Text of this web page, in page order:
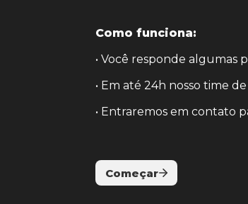
Como funciona:
• Você responde algumas
• Em até 24h nosso time
• Entraremos em contato
Começar